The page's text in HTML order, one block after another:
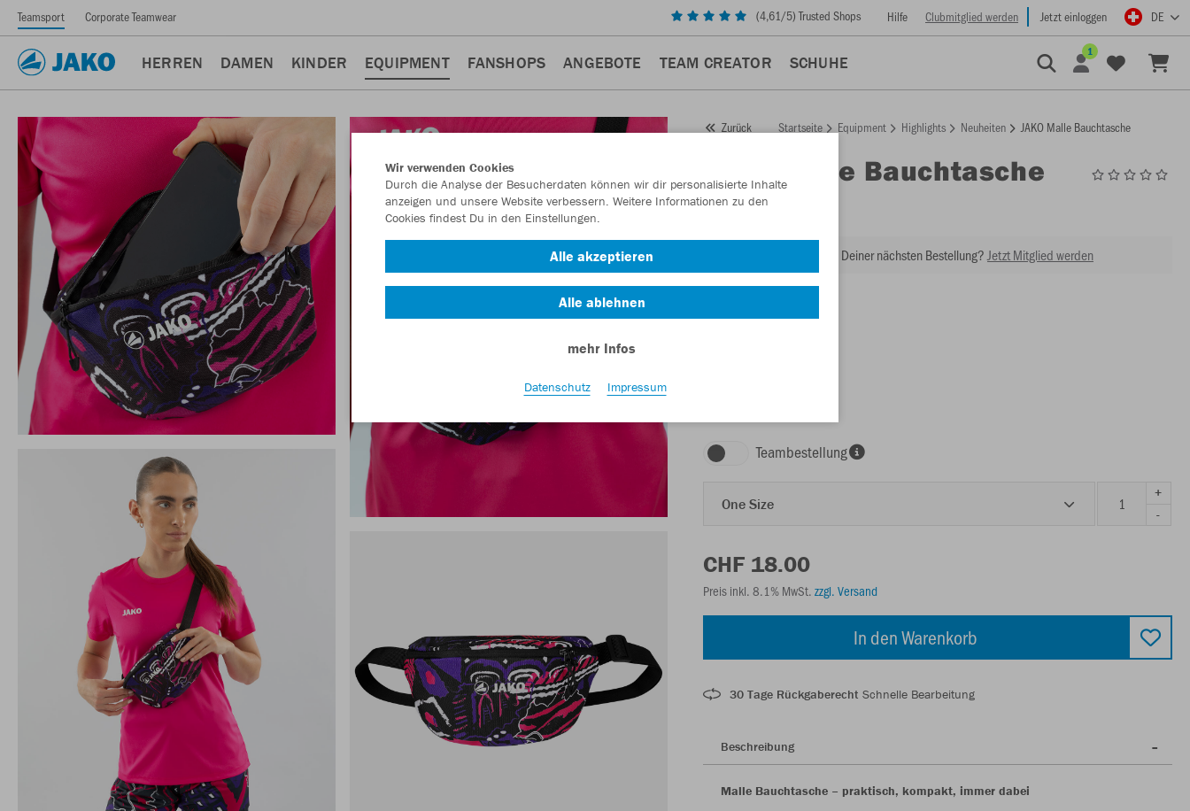
Teamsport Corporate Teamwear (4,61/5) Trusted Shops Hilfe Clubmitglied werden Jetzt einloggen DE
HERREN DAMEN KINDER EQUIPMENT FANSHOPS ANGEBOTE TEAM CREATOR SCHUHE
1
Zurück Startseite Equipment Highlights Neuheiten JAKO Malle Bauchtasche
Malle Bauchtasche
Artikelnummer:
Lust auf 30% Rabatt bei Deiner nächsten Bestellung? Jetzt Mitglied werden
Teambestellung
One Size
+
-
CHF 18.00
Preis inkl. 8.1% MwSt. zzgl. Versand
In den Warenkorb
30 Tage Rückgaberecht Schnelle Bearbeitung
Beschreibung
Malle Bauchtasche – praktisch, kompakt, immer dabei
Wir verwenden Cookies
Durch die Analyse der Besucherdaten können wir dir personalisierte Inhalte
anzeigen und unsere Website verbessern. Weitere Informationen zu den
Cookies findest Du in den Einstellungen.
Alle akzeptieren
Alle ablehnen
mehr Infos
Datenschutz Impressum